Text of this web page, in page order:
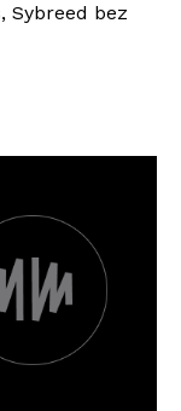
Sybreed bez